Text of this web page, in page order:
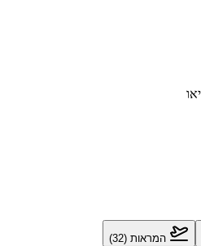
המראות (32
)